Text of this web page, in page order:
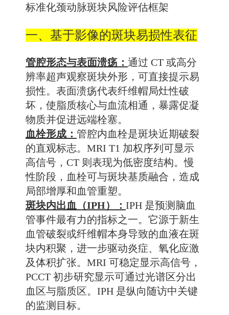
标准化颈动脉斑块风险评估框架
一、基于影像的斑块易损性表征
管腔形态与表面溃疡： 通过 CT 或高分
辨率超声观察斑块外形，可直接提示易
损性。表面溃疡代表纤维帽局灶性破
坏，使脂质核心与血流相通，暴露促凝
物质并促进远端栓塞。
血栓形成： 管腔内血栓是斑块近期破裂
的直观标志。MRI T1 加权序列可显示
高信号，CT 则表现为低密度结构。慢
性阶段，血栓可与斑块基质融合，造成
局部增厚和血管重塑。
斑块内出血（IPH）： IPH 是预测脑血
管事件最有力的指标之一。它源于新生
血管破裂或纤维帽本身导致的血液在斑
块内积聚，进一步驱动炎症、氧化应激
及体积扩张。MRI 可稳定显示高信号，
PCCT 初步研究显示可通过光谱区分出
血区与脂质区。IPH 是纵向随访中关键
的监测目标。